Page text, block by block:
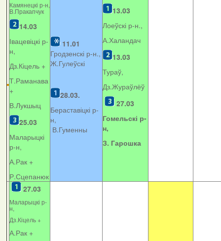
Камянецкі р-н,
В.Пракапчук
14.03
Івацевіцкі р-
н,
Дз.Кіцель +
Т.Раманава
+
В.Лукшыц
25.03
Маларыцкі
р-н,
А.Рак +
Р.Сцепанюк
11.01
Гродзенскі р-н.,
Ж.Гулеўскі
28.03.
Бераставіцкі р-
н,
В.Гуменны
13.03
Лоеўскі р-н.,
А.Халандач
13.03
Тураў,
Дз.Жураўлёў
27.03
Гомельскі р-
н,
З. Гарошка
27.03
Маларыцкі р-
н,
Дз.Кіцель +
А.Рак +